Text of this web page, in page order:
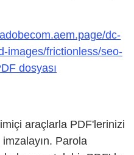
dc-
images/frictionless/seo-
dosyası
araçlarla PDF'lerinizi
Parola